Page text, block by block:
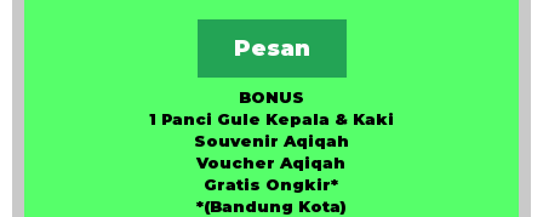
Pesan
BONUS
1 Panci Gule Kepala & Kaki
Souvenir Aqiqah
Voucher Aqiqah
Gratis Ongkir*
*(Bandung Kota)